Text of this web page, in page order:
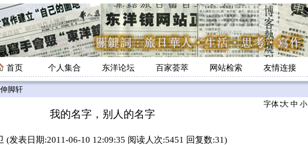
首页 个人集合 东洋论坛 百家荟萃 网站检索 友情连接
脚轩
字体∶大 中 小
我的名字，别人的名字
(发表日期:2011-06-10 12:09:35 阅读人次:5451 回复数:31)